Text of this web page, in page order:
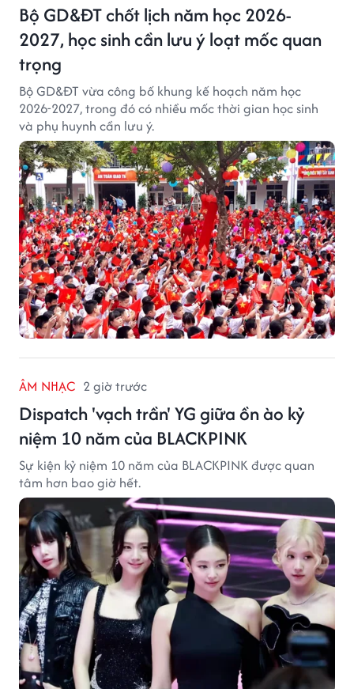
Bộ GD&ĐT chốt lịch năm học 2026-
2027, học sinh cần lưu ý loạt mốc quan
trọng
Bộ GD&ĐT vừa công bố khung kế hoạch năm học
2026-2027, trong đó có nhiều mốc thời gian học sinh
và phụ huynh cần lưu ý.
ÂM NHẠC 2 giờ trước
Dispatch 'vạch trần' YG giữa ồn ào kỷ
niệm 10 năm của BLACKPINK
Sự kiện kỷ niệm 10 năm của BLACKPINK được quan
tâm hơn bao giờ hết.